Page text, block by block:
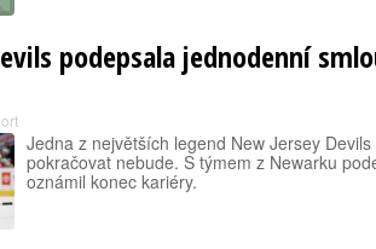
podepsala jednodenní
Jedna z největších legend New Jersey
pokračovat nebude. S týmem z Newarku
oznámil konec kariéry.